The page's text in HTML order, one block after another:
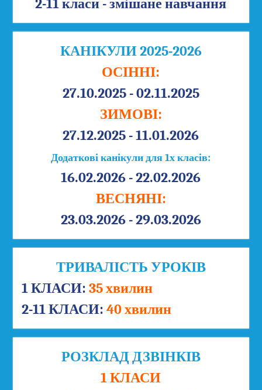
2-11 класи - змішане навчання
КАНІКУЛИ 2025-2026
ОСІННІ:
27.10.2025 - 02.11.2025
ЗИМОВІ:
27.12.2025 - 11.01.2026
Додаткові канікули для 1х класів:
16.02.2026 - 22.02.2026
ВЕСНЯНІ:
23.03.2026 - 29.03.2026
ТРИВАЛІСТЬ УРОКІВ
1 КЛАСИ: 35 хвилин
2-11 КЛАСИ: 40 хвилин
РОЗКЛАД ДЗВІНКІВ
1 КЛАСИ